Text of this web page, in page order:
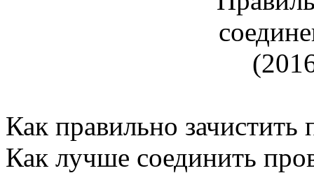
Как правильно зачистить
Как лучше соединить